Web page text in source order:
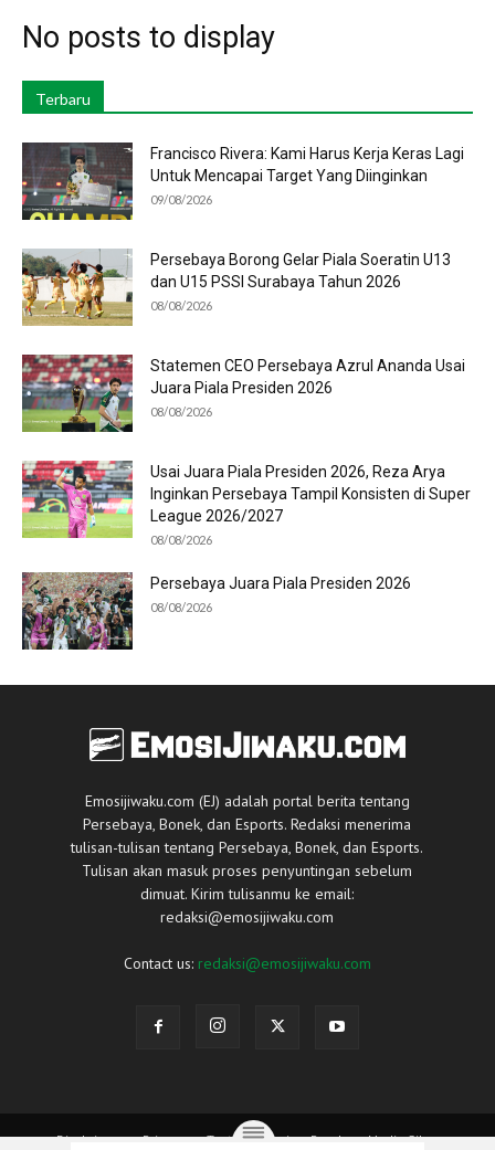
No posts to display
Terbaru
Francisco Rivera: Kami Harus Kerja Keras Lagi
Untuk Mencapai Target Yang Diinginkan
09/08/2026
Persebaya Borong Gelar Piala Soeratin U13
dan U15 PSSI Surabaya Tahun 2026
08/08/2026
Statemen CEO Persebaya Azrul Ananda Usai
Juara Piala Presiden 2026
08/08/2026
Usai Juara Piala Presiden 2026, Reza Arya
Inginkan Persebaya Tampil Konsisten di Super
League 2026/2027
08/08/2026
Persebaya Juara Piala Presiden 2026
08/08/2026
Emosijiwaku.com (EJ) adalah portal berita tentang
Persebaya, Bonek, dan Esports. Redaksi menerima
tulisan-tulisan tentang Persebaya, Bonek, dan Esports.
Tulisan akan masuk proses penyuntingan sebelum
dimuat. Kirim tulisanmu ke email:
redaksi@emosijiwaku.com
Contact us: redaksi@emosijiwaku.com
Disclaimer Privacy Tentang Kami Panduan Media Siber